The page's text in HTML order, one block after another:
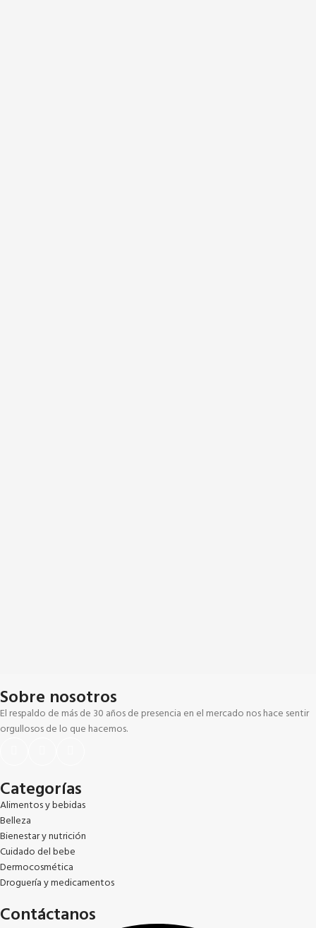
Sobre nosotros
El respaldo de más de 30 años de presencia en el mercado nos hace sentir
orgullosos de lo que hacemos.
Categorías
Alimentos y bebidas
Belleza
Bienestar y nutrición
Cuidado del bebe
Dermocosmética
Droguería y medicamentos
Contáctanos